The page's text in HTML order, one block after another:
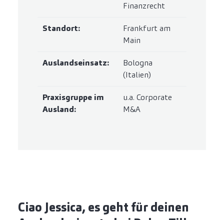
Finanzrecht
Standort:
Frankfurt am
Main
Auslandseinsatz:
Bologna
(Italien)
Praxisgruppe im
Ausland:
u.a. Corporate
M&A
Ciao Jessica, es geht für deinen